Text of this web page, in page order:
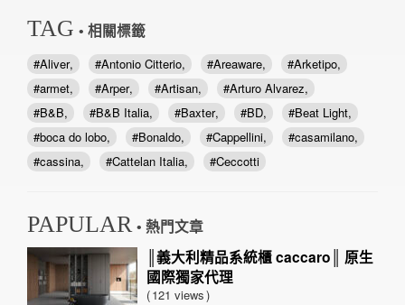
TAG • 相關標籤
Aliver Antonio Citterio Areaware
Arketipo
armet
Arper Artisan
Arturo Alvarez
B&B
B&B Italia Baxter BD
Beat Light
boca do lobo
Bonaldo Cappellini
casamilano
cassina
Cattelan Italia Ceccotti
PAPULAR • 熱門文章
║義大利精品系統櫃 caccaro║ 原生
國際獨家代理
121 views